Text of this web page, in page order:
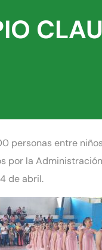
personas entre
por la
de abril.